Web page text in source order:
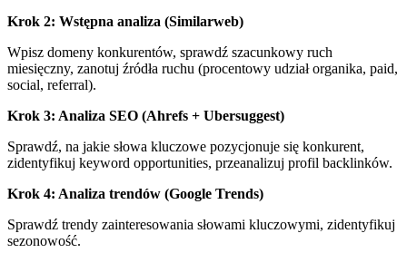
Krok 2: Wstępna analiza (Similarweb)
Wpisz domeny konkurentów, sprawdź szacunkowy ruch
miesięczny, zanotuj źródła ruchu (procentowy udział organika, paid,
social, referral).
Krok 3: Analiza SEO (Ahrefs + Ubersuggest)
Sprawdź, na jakie słowa kluczowe pozycjonuje się konkurent,
zidentyfikuj keyword opportunities, przeanalizuj profil backlinków.
Krok 4: Analiza trendów (Google Trends)
Sprawdź trendy zainteresowania słowami kluczowymi, zidentyfikuj
sezonowość.